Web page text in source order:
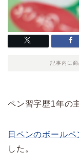
記事内に
ペン習字歴1年の
日ペンのボール
した。